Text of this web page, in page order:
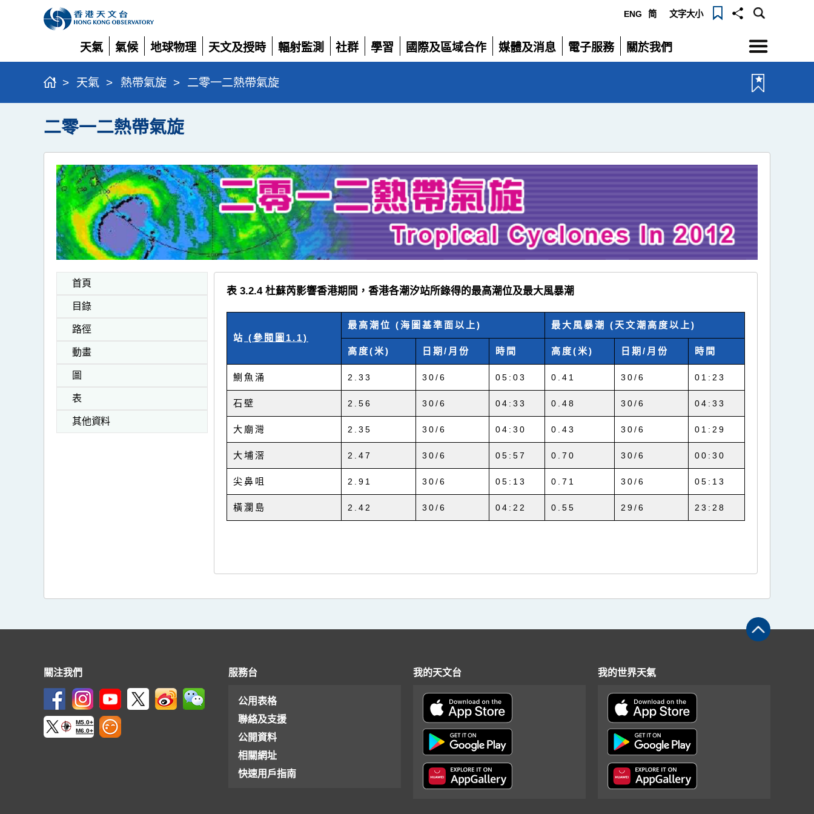
ENG 简 文字大小
天氣
展
開
氣候
展
開
地球物理
展
開
天文及授時
展
開
輻射監測
展
開
社群
展
學習
展
國際及區域合作
展
媒體及消息
展
電子服務
展
關於我們
展
選
單
> 天氣 > 熱帶氣旋 > 二零一二熱帶氣旋
二零一二熱帶氣旋
首頁
目錄
路徑
動畫
圖
表
其他資料
表 3.2.4 杜蘇芮影響香港期間，香港各潮汐站所錄得的最高潮位及最大風暴潮
站 (參閱圖1.1)
最高潮位 (海圖基準面以上) 最大風暴潮 (天文潮高度以上)
高度(米) 日期/月份 時間 高度(米) 日期/月份 時間
鰂魚涌 2.33 30/6 05:03 0.41 30/6 01:23
石壁 2.56 30/6 04:33 0.48 30/6 04:33
大廟灣 2.35 30/6 04:30 0.43 30/6 01:29
大埔滘 2.47 30/6 05:57 0.70 30/6 00:30
尖鼻咀 2.91 30/6 05:13 0.71 30/6 05:13
橫瀾島 2.42 30/6 04:22 0.55 29/6 23:28
關注我們
M5.0+
M6.0+
服務台
公用表格
聯絡及支援
公開資料
相關網址
快速用戶指南
我的天文台 我的世界天氣